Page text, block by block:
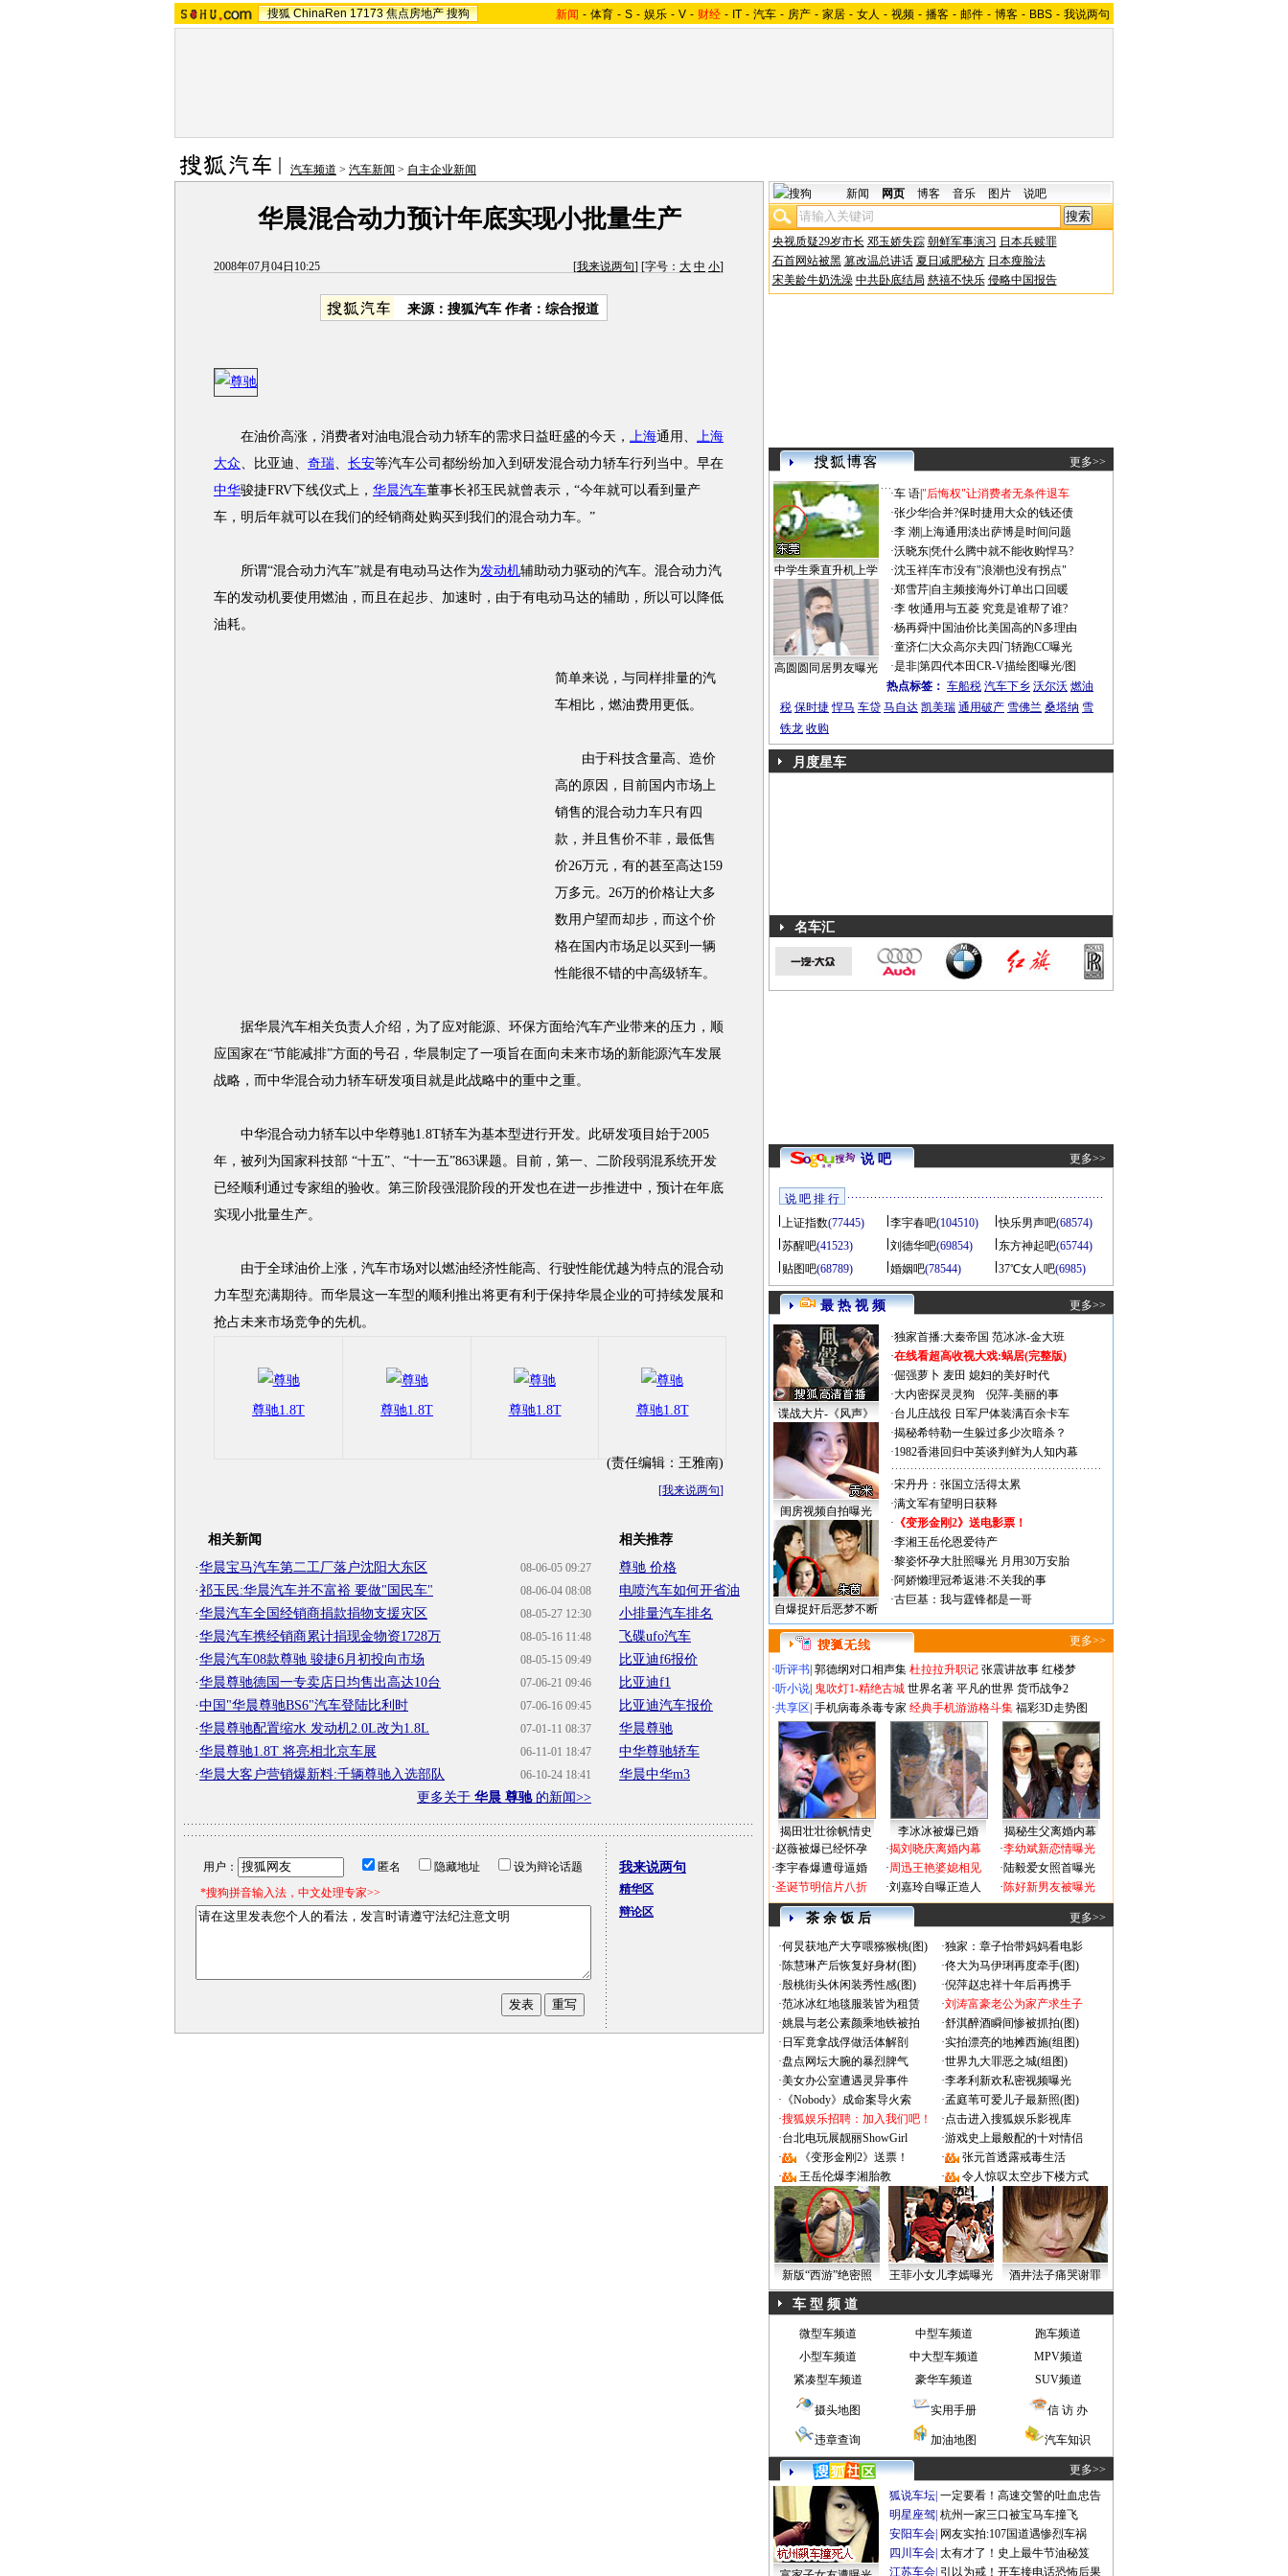
搜狐 ChinaRen 17173 焦点房地产 搜狗 新闻 - 体育 - S - 娱乐 - V - 财经 - IT - 汽车 - 房产 - 家居 - 女人 - 视频 - 播客 - 邮件 - 博客 - BBS - 我说两句
汽车频道 > 汽车新闻 > 自主企业新闻
华晨混合动力预计年底实现小批量生产
2008年07月04日10:25 [我来说两句] [字号： 大 中 小]
来源：搜狐汽车 作者：综合报道
在油价高涨，消费者对油电混合动力轿车的需求日益旺盛的今天， 上海通用、 上海
大众、比亚迪、 奇瑞、 长安等汽车公司都纷纷加入到研发混合动力轿车行列当中。早在
中华骏捷FRV下线仪式上， 华晨汽车董事长祁玉民就曾表示，“今年就可以看到量产
车，明后年就可以在我们的经销商处购买到我们的混合动力车。”
所谓“混合动力汽车”就是有电动马达作为发动机辅助动力驱动的汽车。混合动力汽
车的发动机要使用燃油，而且在起步、加速时，由于有电动马达的辅助，所以可以降低
油耗。
简单来说，与同样排量的汽
车相比，燃油费用更低。
由于科技含量高、造价
高的原因，目前国内市场上
销售的混合动力车只有四
款，并且售价不菲，最低售
价26万元，有的甚至高达159
万多元。26万的价格让大多
数用户望而却步，而这个价
格在国内市场足以买到一辆
性能很不错的中高级轿车。
据华晨汽车相关负责人介绍，为了应对能源、环保方面给汽车产业带来的压力，顺
应国家在“节能减排”方面的号召，华晨制定了一项旨在面向未来市场的新能源汽车发展
战略，而中华混合动力轿车研发项目就是此战略中的重中之重。
中华混合动力轿车以中华尊驰1.8T轿车为基本型进行开发。此研发项目始于2005
年，被列为国家科技部 “十五”、“十一五”863课题。目前，第一、二阶段弱混系统开发
已经顺利通过专家组的验收。第三阶段强混阶段的开发也在进一步推进中，预计在年底
实现小批量生产。
由于全球油价上涨，汽车市场对以燃油经济性能高、行驶性能优越为特点的混合动
力车型充满期待。而华晨这一车型的顺利推出将更有利于保持华晨企业的可持续发展和
抢占未来市场竞争的先机。
尊驰1.8T 尊驰1.8T 尊驰1.8T 尊驰1.8T
(责任编辑：王雅南)
[我来说两句]
相关新闻
08-06-05 09:27
·华晨宝马汽车第二工厂落户沈阳大东区
08-06-04 08:08
·祁玉民:华晨汽车并不富裕 要做"国民车"
08-05-27 12:30
·华晨汽车全国经销商捐款捐物支援灾区
08-05-16 11:48
·华晨汽车携经销商累计捐现金物资1728万
08-05-15 09:49
·华晨汽车08款尊驰 骏捷6月初投向市场
07-06-21 09:46
·华晨尊驰德国一专卖店日均售出高达10台
07-06-16 09:45
·中国"华晨尊驰BS6"汽车登陆比利时
07-01-11 08:37
·华晨尊驰配置缩水 发动机2.0L改为1.8L
06-11-01 18:47
·华晨尊驰1.8T 将亮相北京车展
06-10-24 18:41
·华晨大客户营销爆新料:千辆尊驰入选部队
更多关于 华晨 尊驰的新闻>>
相关推荐
尊驰 价格
电喷汽车如何开省油
小排量汽车排名
飞碟ufo汽车
比亚迪f6报价
比亚迪f1
比亚迪汽车报价
华晨尊驰
中华尊驰轿车
华晨中华m3
用户： 匿名 隐藏地址
设为辩论话题
*搜狗拼音输入法，中文处理专家>>
我来说两句
精华区
辩论区
新闻 网页 博客 音乐 图片 说吧
央视质疑29岁市长 邓玉娇失踪 朝鲜军事演习 日本兵赎罪
石首网站被黑 篡改温总讲话 夏日减肥秘方 日本瘦脸法
宋美龄牛奶洗澡 中共卧底结局 慈禧不快乐 侵略中国报告
更多>>
中学生乘直升机上学
高圆圆同居男友曝光
·车 语|"后悔权"让消费者无条件退车
·张少华|合并?保时捷用大众的钱还债
·李 潮 上海通用淡出萨博是时间问题
·沃晓东|凭什么腾中就不能收购悍马?
·沈玉祥|车市没有"浪潮也没有拐点"
·郑雪芹| 自主频接海外订单出口回暖
·李 牧|通用与五菱 究竟是谁帮了谁?
·杨再舜|中国油价比美国高的N多理由
·童济仁|大众高尔夫四门轿跑CC曝光
·是非|第四代本田CR-V描绘图曝光/图
热点标签： 车船税 汽车下乡 沃尔沃 燃油
税 保时捷 悍马 车贷 马自达 凯美瑞 通用破产 雪佛兰 桑塔纳 雪
铁龙 收购
月度星车
名车汇
说 吧 更多>>
说 吧 排 行
上证指数(77445) 李宇春吧(104510) 快乐男声吧(68574)
苏醒吧(41523) 刘德华吧(69854) 东方神起吧(65744)
贴图吧(68789) 婚姻吧(78544) 37℃女人吧(6985)
最 热 视 频 更多>>
谍战大片-《风声》
闺房视频自拍曝光
自爆捉奸后恶梦不断
·独家首播:大秦帝国 范冰冰-金大班
·在线看超高收视大戏:蜗居(完整版)
·倔强萝卜 麦田 媳妇的美好时代
·大内密探灵灵狗
倪萍-美丽的事
·台儿庄战役 日军尸体装满百余卡车
·揭秘希特勒一生躲过多少次暗杀？
·1982香港回归中英谈判鲜为人知内幕
·宋丹丹：张国立活得太累
·满文军有望明日获释
· 《变形金刚2》送电影票！
·李湘王岳伦恩爱待产
·黎姿怀孕大肚照曝光 月用30万安胎
·阿娇懒理冠希返港:不关我的事
·古巨基：我与霆锋都是一哥
更多>>
·听评书 郭德纲对口相声集 杜拉拉升职记 张震讲故事 红楼梦
·听小说 鬼吹灯1-精绝古城 世界名著 平凡的世界 货币战争2
·共享区 手机病毒杀毒专家 经典手机游游格斗集 福彩3D走势图
揭田壮壮徐帆情史 李冰冰被爆已婚
揭秘生父离婚内幕
·赵薇被爆已经怀孕
·李宇春爆遭母逼婚
·圣诞节明信片八折
·揭刘晓庆离婚内幕
·周迅王艳婆媳相见
·刘嘉玲自曝正造人
·李幼斌新恋情曝光
·陆毅爱女照首曝光
·陈好新男友被曝光
茶 余 饭 后 更多>>
·何炅获地产大亨喂猕猴桃(图) ·独家：章子怡带妈妈看电影
·陈慧琳产后恢复好身材(图) ·佟大为马伊琍再度牵手(图)
·殷桃街头休闲装秀性感(图) ·倪萍赵忠祥十年后再携手
·范冰冰红地毯服装皆为租赁 ·刘涛富豪老公为家产求生子
·姚晨与老公素颜乘地铁被拍 ·舒淇醉酒瞬间惨被抓拍(图)
· 日军竟拿战俘做活体解剖 ·实拍漂亮的地摊西施(组图)
·盘点网坛大腕的暴烈脾气 ·世界九大罪恶之城(组图)
·美女办公室遭遇灵异事件 ·李孝利新欢私密视频曝光
· 《Nobody》成命案导火索 ·孟庭苇可爱儿子最新照(图)
·搜狐娱乐招聘：加入我们吧！ ·点击进入搜狐娱乐影视库
·台北电玩展靓丽ShowGirl ·游戏史上最般配的十对情侣
·
《变形金刚2》送票！ ·
张元首透露戒毒生活
·
王岳伦爆李湘胎教 · 令人惊叹太空步下楼方式
新版“西游”绝密照 王菲小女儿李嫣曝光 酒井法子痛哭谢罪
车 型 频 道
微型车频道 中型车频道
跑车频道
小型车频道
中大型车频道
MPV频道
紧凑型车频道
豪华车频道 SUV频道
摄头地图 实用手册 信 访 办
违章查询 加油地图 汽车知识
更多>>
狐说车坛 一定要看！高速交警的吐血忠告
明星座驾 杭州一家三口被宝马车撞飞
安阳车会 网友实拍:107国道遇惨烈车祸
四川车会 太有才了！史上最牛节油秘笈
江苏车会 引以为戒！开车接电话恐怖后果